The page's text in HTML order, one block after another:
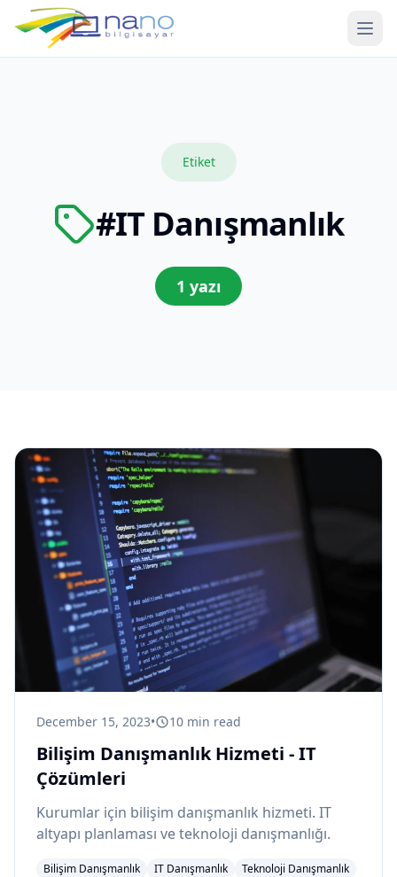
Etiket
#IT Danışmanlık
1 yazı
December 15, 2023• 10 min read
Bilişim Danışmanlık Hizmeti - IT
Çözümleri
Kurumlar için bilişim danışmanlık hizmeti. IT
altyapı planlaması ve teknoloji danışmanlığı.
Bilişim Danışmanlık IT Danışmanlık
Teknoloji Danışmanlık